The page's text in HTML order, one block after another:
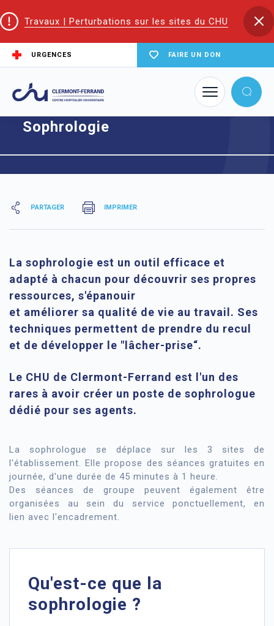
Travaux | Perturbations sur les sites du CHU
URGENCES FAIRE UN DON
Accueil
Sophrologie
PARTAGER IMPRIMER
La sophrologie est un outil efficace et
adapté à chacun pour découvrir ses propres
ressources, s'épanouir
et améliorer sa qualité de vie au travail. Ses
techniques permettent de prendre du recul
et de développer le "lâcher-prise“.
Le CHU de Clermont-Ferrand est l'un des
rares à avoir créer un poste de sophrologue
dédié pour ses agents.
La sophrologue se déplace sur les 3 sites de
l'établissement. Elle propose des séances gratuites en
journée, d'une durée de 45 minutes à 1 heure.
Des séances de groupe peuvent également être
organisées au sein du service ponctuellement, en
lien avec l'encadrement.
Qu'est-ce que la
sophrologie ?